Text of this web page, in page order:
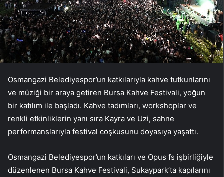
Osmangazi Belediyespor’un katkılarıyla kahve tutkunlarını
ve müziği bir araya getiren Bursa Kahve Festivali, yoğun
bir katılım ile başladı. Kahve tadımları, workshoplar ve
renkli etkinliklerin yanı sıra Kayra ve Uzi, sahne
performanslarıyla festival coşkusunu doyasıya yaşattı.
Osmangazi Belediyespor’un katkıları ve Opus fs işbirliğiyle
düzenlenen Bursa Kahve Festivali, Sukaypark’ta kapılarını